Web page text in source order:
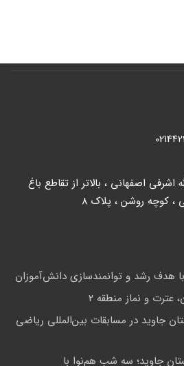
اشرفی اصفهانی ، بالاتر از تقاطع باغ
کوچه روشن ، پلاک 8
هدف رشد و توانمندسازی دانش‌آموزان
و نماز منطقه ۲
جاوید در مسابقات بین‌المللی ریاضی
جاوید؛ سه شب هم‌نوا با